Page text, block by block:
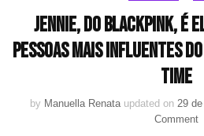
JENNIE, do BLACKPINK,
pessoas mais influentes
TIME
by Manuella Renata updated on 29
Commenton